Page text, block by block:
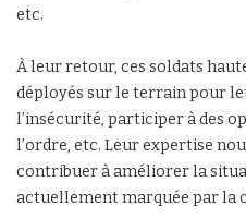
etc.
À leur retour, ces soldats
déployés sur le terrain pour
l’insécurité, participer à des
l’ordre, etc. Leur expertise
contribuer à améliorer la
actuellement marquée par la